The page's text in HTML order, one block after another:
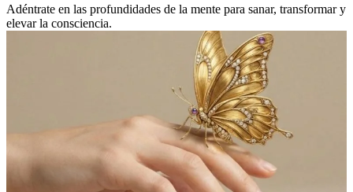
Adéntrate en las profundidades de la mente para sanar, transformar y
elevar la consciencia.